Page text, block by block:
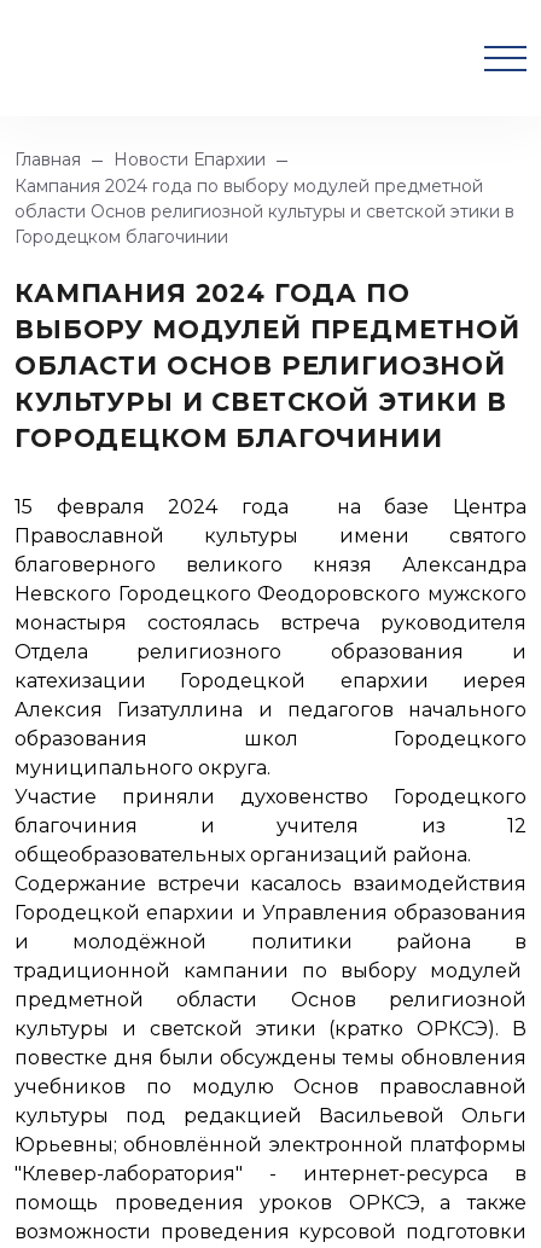
Главная
Новости Епархии
Кампания 2024 года по выбору модулей предметной
области Основ религиозной культуры и светской этики в
Городецком благочинии
КАМПАНИЯ 2024 ГОДА ПО
ВЫБОРУ МОДУЛЕЙ ПРЕДМЕТНОЙ
ОБЛАСТИ ОСНОВ РЕЛИГИОЗНОЙ
КУЛЬТУРЫ И СВЕТСКОЙ ЭТИКИ В
ГОРОДЕЦКОМ БЛАГОЧИНИИ
15 февраля 2024 года на базе Центра
Православной культуры имени святого
благоверного великого князя Александра
Невского Городецкого Феодоровского мужского
монастыря состоялась встреча руководителя
Отдела религиозного образования и
катехизации Городецкой епархии иерея
Алексия Гизатуллина и педагогов начального
образования школ Городецкого
муниципального округа.
Участие приняли духовенство Городецкого
благочиния и учителя из 12
общеобразовательных организаций района.
Содержание встречи касалось взаимодействия
Городецкой епархии и Управления образования
и молодёжной политики района в
традиционной кампании по выбору модулей
предметной области Основ религиозной
культуры и светской этики (кратко ОРКСЭ). В
повестке дня были обсуждены темы обновления
учебников по модулю Основ православной
культуры под редакцией Васильевой Ольги
Юрьевны; обновлённой электронной платформы
"Клевер-лаборатория" - интернет-ресурса в
помощь проведения уроков ОРКСЭ, а также
возможности проведения курсовой подготовки